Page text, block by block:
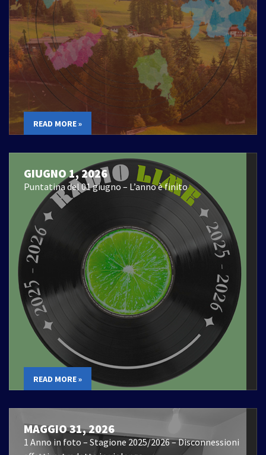
READ MORE »
GIUGNO 1, 2026
Puntatina del 01 giugno – L’anno è finito
READ MORE »
MAGGIO 31, 2026
1 Anno in foto – Stagione 2025/2026 – Disconnessioni